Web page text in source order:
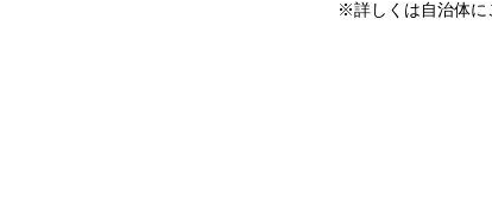
※詳しくは自治体に